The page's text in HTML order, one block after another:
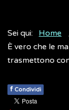
Sei qui: Home
È vero che le
trasmettono
f Condividi